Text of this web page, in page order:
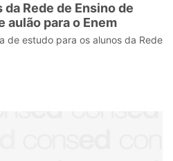
Rede de Ensino de
aulão para o Enem
de estudo para os alunos da Rede